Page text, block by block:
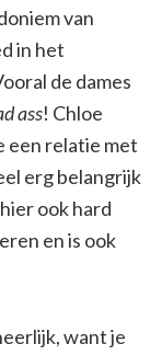
van
in het
de dames
ass! Chloe
een relatie met
erg belangrijk
ook hard
en is ook
want je